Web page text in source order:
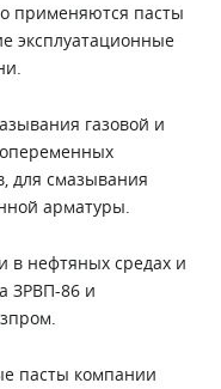
применяются пасты
эксплуатационные
газовой и
для смазывания
арматуры.
в нефтяных средах и
ЗРВП-86 и
пасты компании